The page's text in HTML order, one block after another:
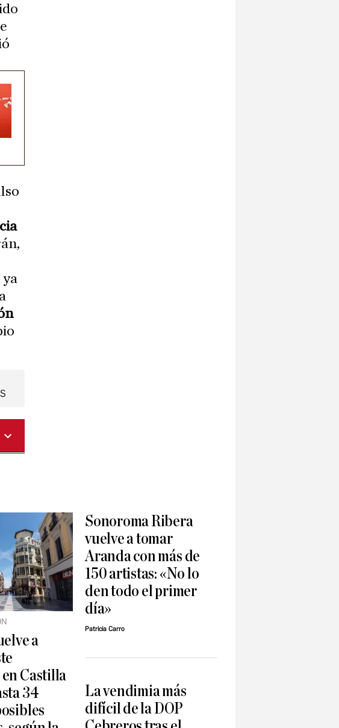
ya
a
a
Castilla
34
Sonoroma Ribera
vuelve a tomar
Aranda con más de
150 artistas: «No lo
den todo el primer
día»
Patricia Carro
La vendimia más
difícil de la DOP